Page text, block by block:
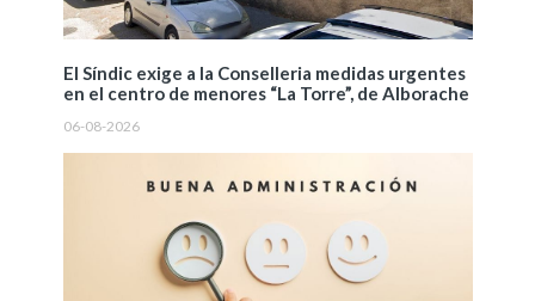
El Síndic exige a la Conselleria medidas urgentes
en el centro de menores “La Torre”, de Alborache
06-08-2026